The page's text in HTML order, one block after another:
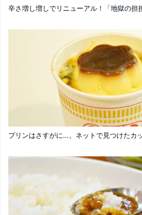
辛さ増し増しでリニューアル！「地獄の担
プリンはさすがに…。ネットで見つけたカ